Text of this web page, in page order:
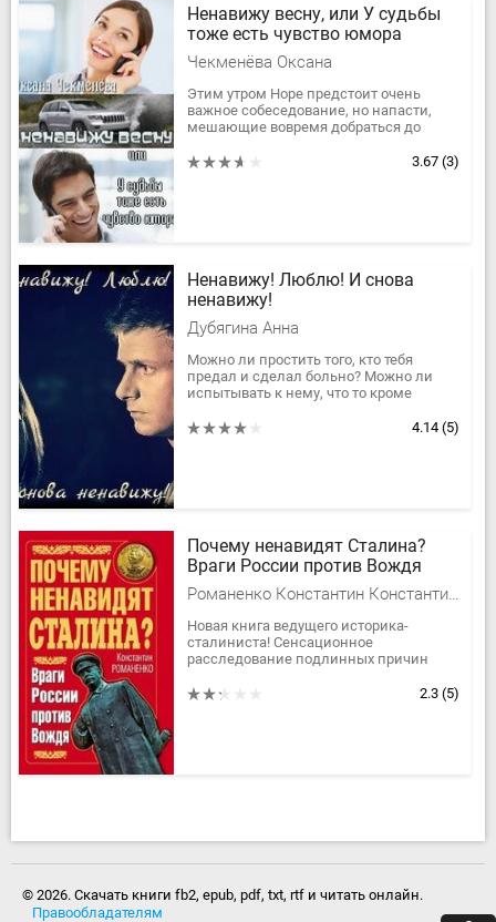
Ненавижу весну, или У судьбы
тоже есть чувство юмора
Чекменёва Оксана
Этим утром Норе предстоит очень
важное собеседование, но напасти,
мешающие вовремя добраться до
сыплются на неё, как из дырявого3.67 (3)
Ненавижу! Люблю! И снова
ненавижу!
Дубягина Анна
Можно ли простить того, кто тебя
предал и сделал больно? Можно ли
испытывать к нему, что то кроме
нему любовь?
4.14 (5)
Почему ненавидят Сталина?
Враги России против Вождя
Романенко Константин Константинович
Новая книга ведущего историка-
сталиниста! Сенсационное
расследование подлинных причин
Окончательное решение главного 2.3 (5)
© 2026. Скачать книги fb2, epub, pdf, txt, rtf и читать онлайн.
Правообладателям